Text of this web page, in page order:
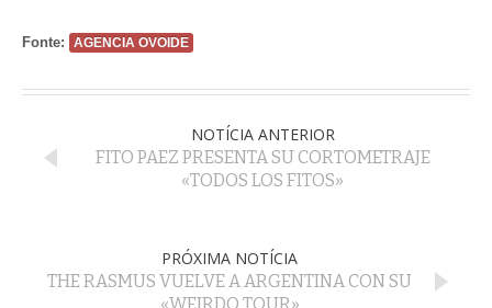
Fonte: AGENCIA OVOIDE
NOTÍCIA ANTERIOR
FITO PAEZ PRESENTA SU CORTOMETRAJE
«TODOS LOS FITOS»
PRÓXIMA NOTÍCIA
THE RASMUS VUELVE A ARGENTINA CON SU